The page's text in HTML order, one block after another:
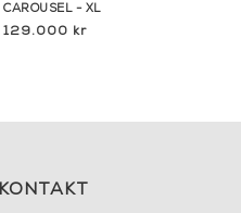
CAROUSEL - XL
129.000 kr
KONTAKT